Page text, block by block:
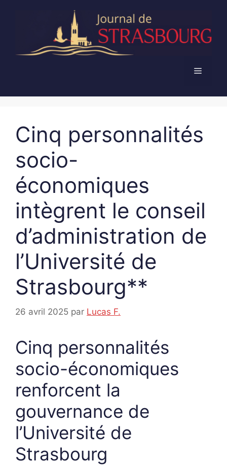
Menu
Cinq personnalités
socio-
économiques
intègrent le conseil
d’administration de
l’Université de
Strasbourg**
26 avril 2025 par Lucas F.
Cinq personnalités
socio-économiques
renforcent la
gouvernance de
l’Université de
Strasbourg